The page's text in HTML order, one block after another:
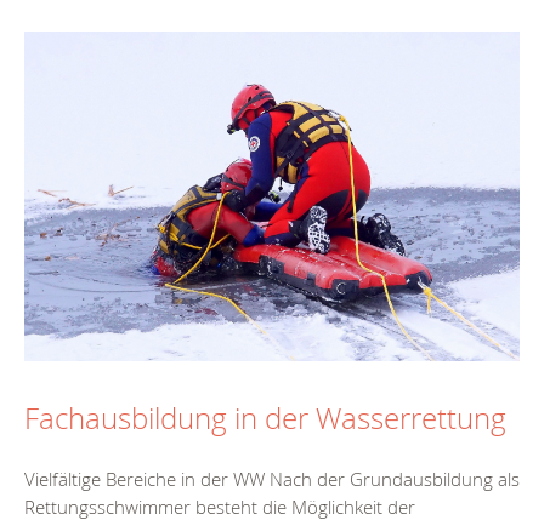
Fachausbildung in der Wasserrettung
Vielfältige Bereiche in der WW Nach der Grundausbildung als
Rettungsschwimmer besteht die Möglichkeit der